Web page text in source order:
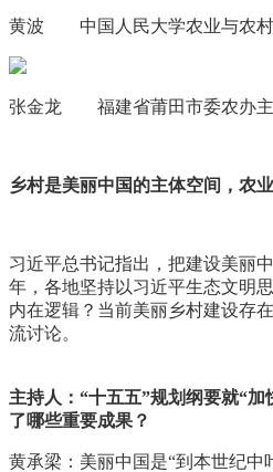
黄波 中国人民大学农业与农村
张金龙 福建省莆田市委农办主
乡村是美丽中国的主体空间，农
习近平总书记指出，把建设美丽
年，各地坚持以习近平生态文明
内在逻辑？当前美丽乡村建设存
流讨论。
主持人：“十五五”规划纲要就“
了哪些重要成果？
黄承梁：美丽中国是“到本世纪